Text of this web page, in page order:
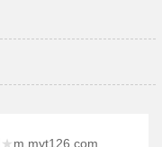
★m.myt126.com